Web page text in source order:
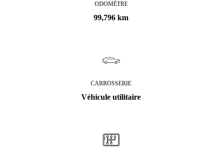
ODOMÈTRE
99,796 km
CARROSSERIE
Véhicule utilitaire